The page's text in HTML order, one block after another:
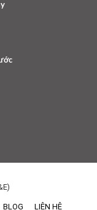
BLOG LIÊN HỆ